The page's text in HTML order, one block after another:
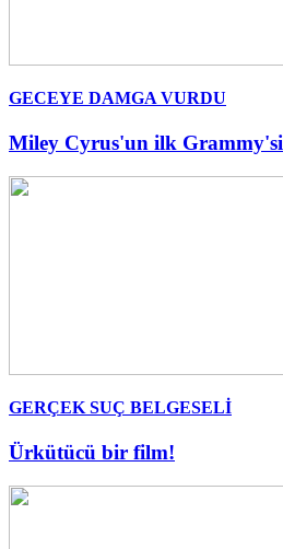
GECEYE DAMGA VURDU
Miley Cyrus'un ilk Grammy'si
GERÇEK SUÇ BELGESELİ
Ürkütücü bir film!